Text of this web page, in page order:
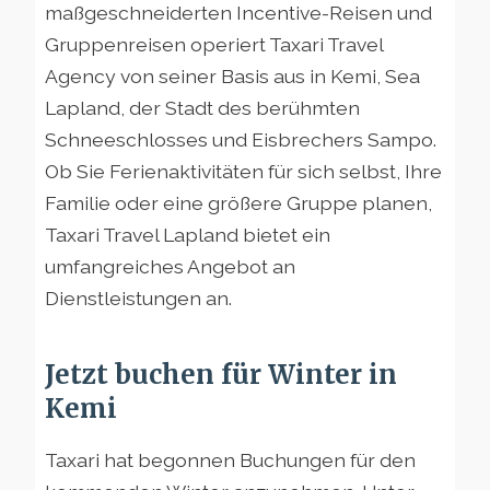
maßgeschneiderten Incentive-Reisen und
Gruppenreisen operiert Taxari Travel
Agency von seiner Basis aus in Kemi, Sea
Lapland, der Stadt des berühmten
Schneeschlosses und Eisbrechers Sampo.
Ob Sie Ferienaktivitäten für sich selbst, Ihre
Familie oder eine größere Gruppe planen,
Taxari Travel Lapland bietet ein
umfangreiches Angebot an
Dienstleistungen an.
Jetzt buchen für Winter in
Kemi
Taxari hat begonnen Buchungen für den